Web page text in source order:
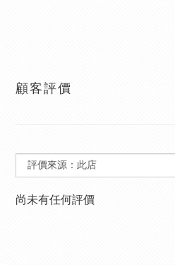
顧客評價
尚未有任何評價